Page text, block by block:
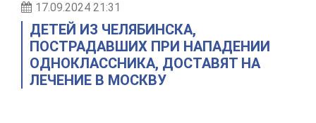
17.09.2024 21:31
ДЕТЕЙ ИЗ ЧЕЛЯБИНСКА,
ПОСТРАДАВШИХ ПРИ НАПАДЕНИИ
ОДНОКЛАССНИКА, ДОСТАВЯТ НА
ЛЕЧЕНИЕ В МОСКВУ